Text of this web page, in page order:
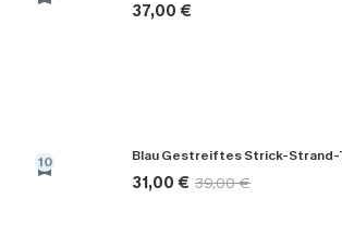
37,00 €
10
31,00 € 39,00 €